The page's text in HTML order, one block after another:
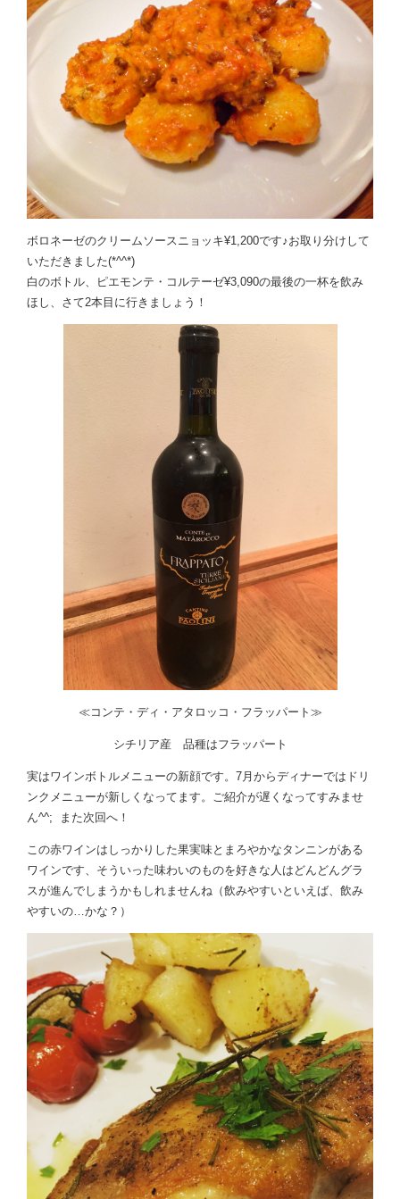
ボロネーゼのクリームソースニョッキ¥1,200です♪お取り分けして
いただきました(*^^*)
白のボトル、ピエモンテ・コルテーゼ¥3,090の最後の一杯を飲み
ほし、さて2本目に行きましょう！
≪コンテ・ディ・アタロッコ・フラッパート≫
シチリア産 品種はフラッパート
実はワインボトルメニューの新顔です。7月からディナーではドリ
ンクメニューが新しくなってます。ご紹介が遅くなってすみませ
ん^^; また次回へ！
この赤ワインはしっかりした果実味とまろやかなタンニンがある
ワインです、そういった味わいのものを好きな人はどんどんグラ
スが進んでしまうかもしれませんね（飲みやすいといえば、飲み
やすいの…かな？）